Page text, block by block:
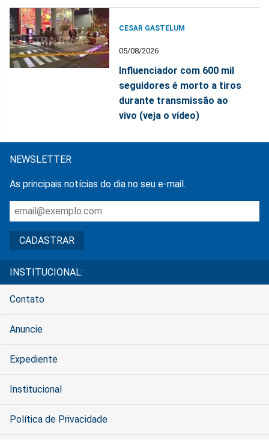
CESAR GASTELUM
05/08/2026
Influenciador com 600 mil
seguidores é morto a tiros
durante transmissão ao
vivo (veja o vídeo)
NEWSLETTER
As principais notícias do dia no seu e-mail.
INSTITUCIONAL:
Contato
Anuncie
Expediente
Institucional
Política de Privacidade